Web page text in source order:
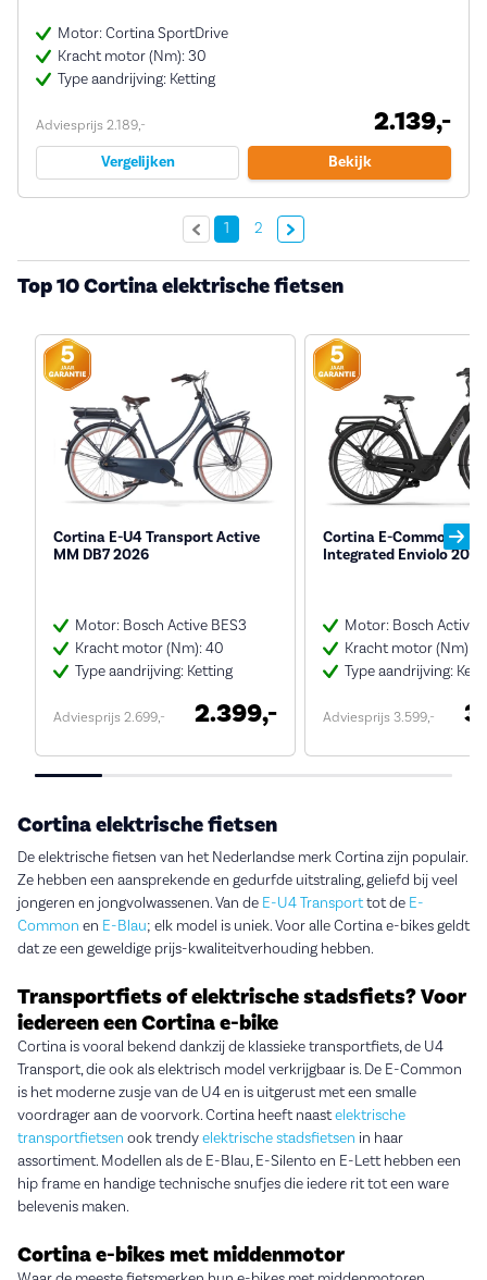
Motor: Cortina SportDrive
Kracht motor (Nm): 30
Type aandrijving: Ketting
Adviesprijs 2.189,- 2.139,-
Vergelijken Bekijk
1 2 Volgende »
Top 10 Cortina elektrische fietsen
Cortina E-U4 Transport Active
MM DB7 2026
Motor: Bosch Active BES3
Kracht motor (Nm): 40
Type aandrijving: Ketting
Adviesprijs 2.699,- 2.399,-
Cortina E-Common
Integrated Enviolo 2026
Motor: Bosch Active
Kracht motor (Nm):
Type aandrijving:
Adviesprijs 3.599,-
Cortina elektrische fietsen
De elektrische fietsen van het Nederlandse merk Cortina zijn populair.
Ze hebben een aansprekende en gedurfde uitstraling, geliefd bij veel
jongeren en jongvolwassenen. Van de E-U4 Transporttot de E-
Common en E-Blau; elk model is uniek. Voor alle Cortina e-bikes geldt
dat ze een geweldige prijs-kwaliteitverhouding hebben.
Transportfiets of elektrische stadsfiets? Voor
iedereen een Cortina e-bike
Cortina is vooral bekend dankzij de klassieke transportfiets, de U4
Transport, die ook als elektrisch model verkrijgbaar is. De E-Common
is het moderne zusje van de U4 en is uitgerust met een smalle
voordrager aan de voorvork. Cortina heeft naastelektrische
transportfietsen ook trendyelektrische stadsfietsen in haar
assortiment. Modellen als de E-Blau, E-Silento en E-Lett hebben een
hip frame en handige technische snufjes die iedere rit tot een ware
belevenis maken.
Cortina e-bikes met middenmotor